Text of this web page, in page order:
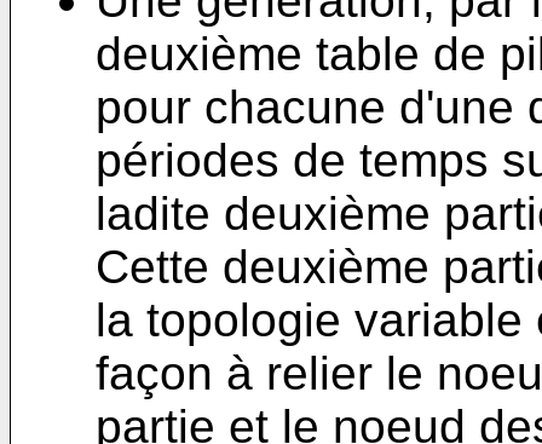
deuxième table de
pour chacune d'une
périodes de temps
ladite deuxième
Cette deuxième
la topologie
façon à relier le
partie et le noeud